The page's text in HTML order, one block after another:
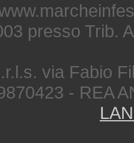
presso Trib.
via Fabio
- REA